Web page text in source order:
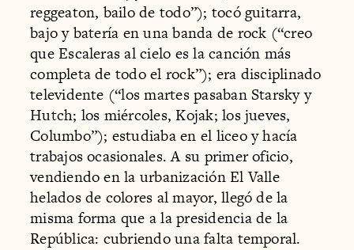
reggeaton, bailo de todo”); tocó guitarra,
bajo y batería en una banda de rock (“creo
que Escaleras al cielo es la canción más
completa de todo el rock”); era disciplinado
televidente (“los martes pasaban Starsky y
Hutch; los miércoles, Kojak; los jueves,
Columbo”); estudiaba en el liceo y hacía
trabajos ocasionales. A su primer oficio,
vendiendo en la urbanización El Valle
helados de colores al mayor, llegó de la
misma forma que a la presidencia de la
República: cubriendo una falta temporal.